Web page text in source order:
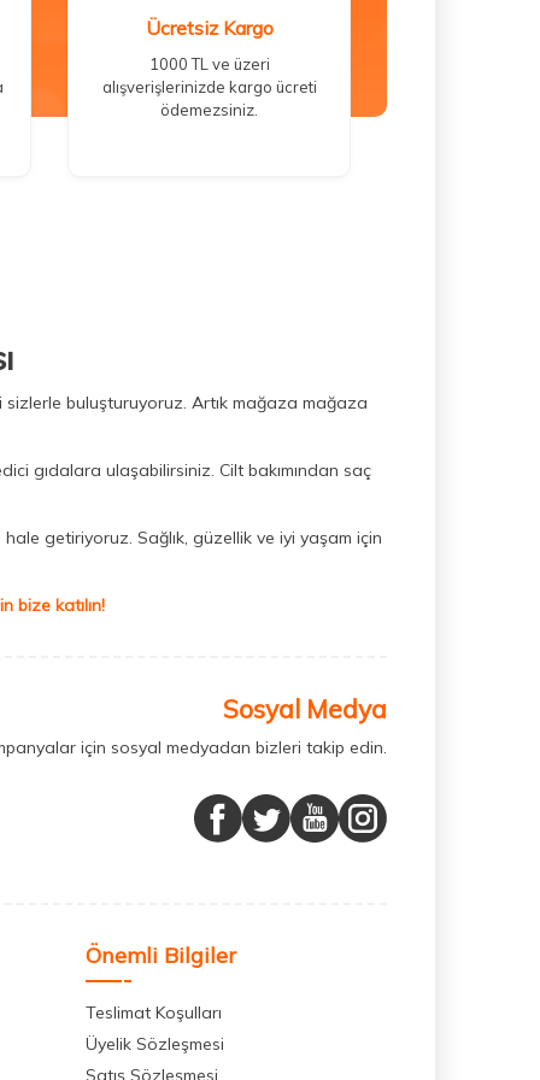
Ücretsiz Kargo
1000 TL ve üzeri
alışverişlerinizde kargo ücreti
ödemezsiniz.
sizlerle buluşturuyoruz. Artık mağaza mağaza
gıdalara ulaşabilirsiniz. Cilt bakımından saç
getiriyoruz. Sağlık, güzellik ve iyi yaşam için
bize katılın!
Sosyal Medya
için sosyal medyadan bizleri takip edin.
Önemli Bilgiler
Teslimat Koşulları
Üyelik Sözleşmesi